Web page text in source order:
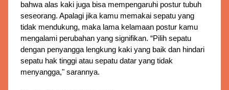
bahwa alas kaki juga bisa mempengaruhi postur tubuh
seseorang. Apalagi jika kamu memakai sepatu yang
tidak mendukung, maka lama kelamaan postur kamu
mengalami perubahan yang signifikan. “Pilih sepatu
dengan penyangga lengkung kaki yang baik dan hindari
sepatu hak tinggi atau sepatu datar yang tidak
menyangga," sarannya.